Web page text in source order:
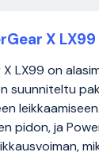
X LX99
LX99 on
suunniteltu
pidon, ja